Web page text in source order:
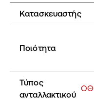
Κατασκευαστής
Ποιότητα
Τύπος
ανταλλακτικού